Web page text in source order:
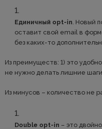
Единичный opt-in . Новый
оставит свой email в
без каких-то
Из преимуществ: 1) это
не нужно делать лишние
Из минусов – количество не
Double opt-in – это